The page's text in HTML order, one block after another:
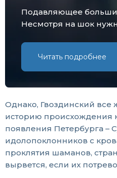
Подавляющее
Несмотря на шок
Читать подробнее
Однако, Гвоздинский все
историю происхождения
появления Петербурга –
идолопоклонников с
проклятия шаманов,
вырвется, если их